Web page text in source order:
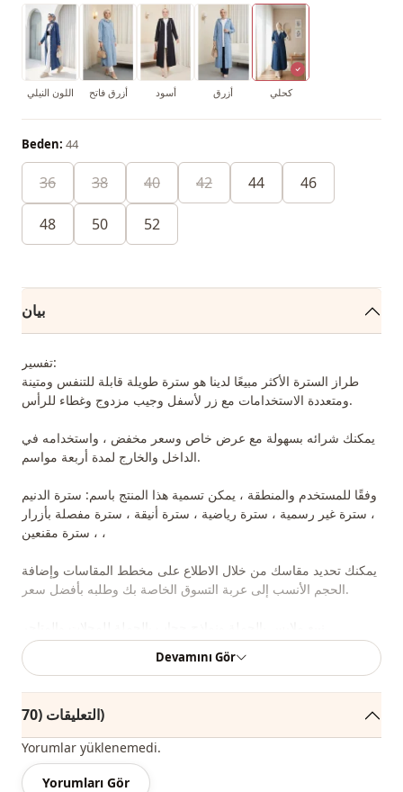
اللون النيلي أزرق فاتح أسود أزرق كحلي
Beden: 44
36 38 40 42 44 46
48 50 52
بيان
تفسير:
طراز السترة الأكثر مبيعًا لدينا هو سترة طويلة قابلة للتنفس ومتينة
ومتعددة الاستخدامات مع زر لأسفل وجيب مزدوج وغطاء للرأس.
يمكنك شرائه بسهولة مع عرض خاص وسعر مخفض ، واستخدامه في
الداخل والخارج لمدة أربعة مواسم.
وفقًا للمستخدم والمنطقة ، يمكن تسمية هذا المنتج باسم: سترة الدنيم
، سترة غير رسمية ، سترة رياضية ، سترة أنيقة ، سترة مفصلة بأزرار
، سترة مقنعين ،
يمكنك تحديد مقاسك من خلال الاطلاع على مخطط المقاسات وإضافة
الحجم الأنسب إلى عربة التسوق الخاصة بك وطلبه بأفضل سعر.
من أجل شراء ملابس بالجملة ومعرفة أسعار الجملة لدينا ، يكفي أن
ملاحظة: قد يكون هناك اختلاف في الدرجة اللونية في لون المنتج
Devamını Gör
التعليقات (70)
Yorumlar yüklenemedi.
Yorumları Gör